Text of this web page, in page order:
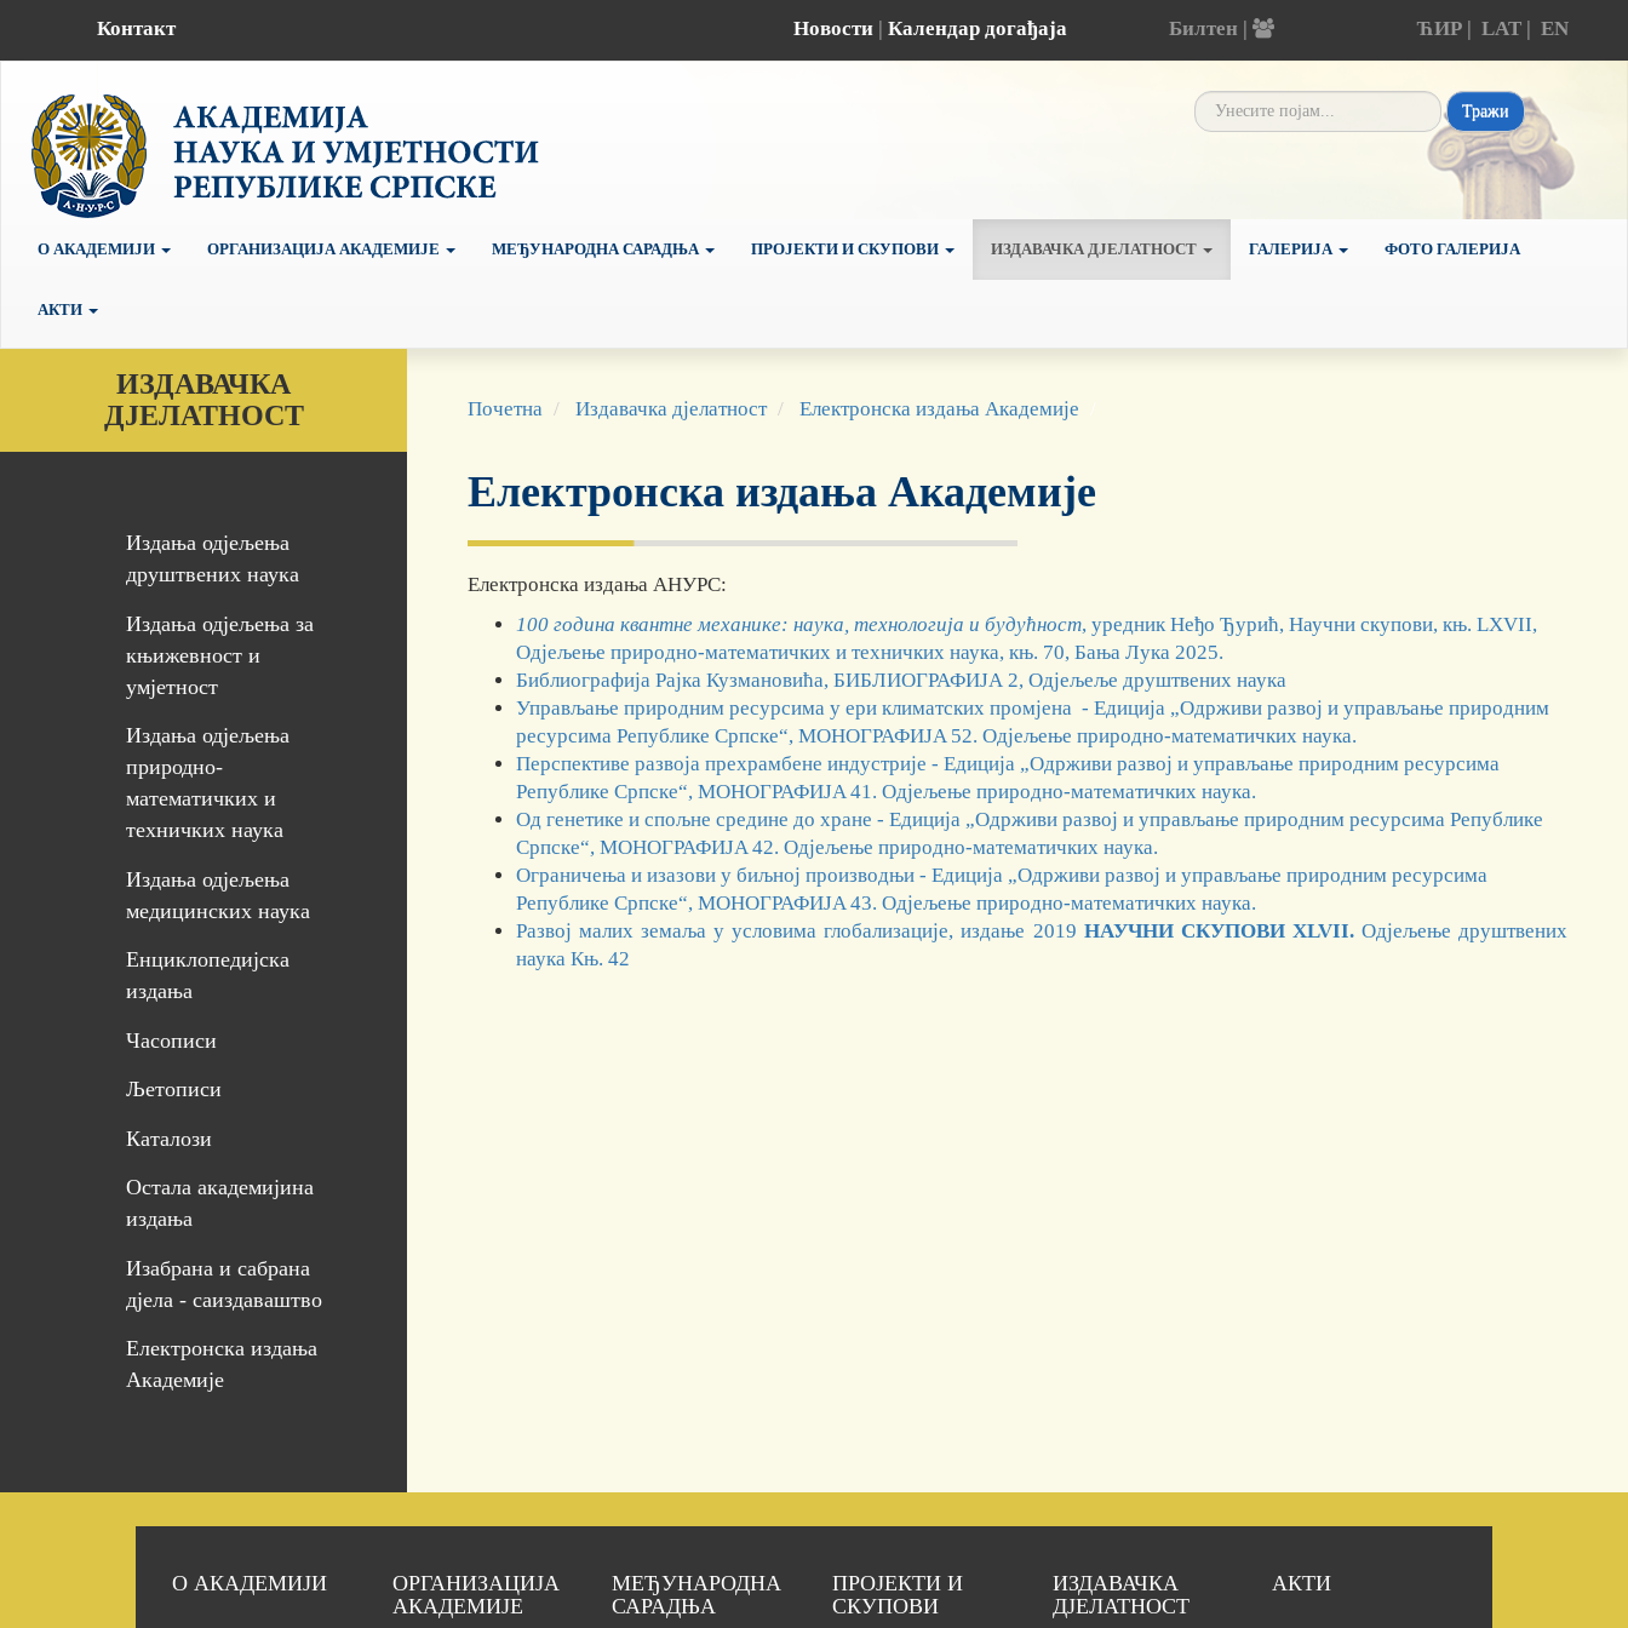
Контакт Новости | Календар догађаја Билтен | ЋИР| LAT| EN
Тражи
О АКАДЕМИЈИ ОРГАНИЗАЦИЈА АКАДЕМИЈЕ МЕЂУНАРОДНА САРАДЊА ПРОЈЕКТИ И СКУПОВИ ИЗДАВАЧКА ДЈЕЛАТНОСТ ГАЛЕРИЈА ФОТО ГАЛЕРИЈА
АКТИ
ИЗДАВАЧКА
ДЈЕЛАТНОСТ
Издања одјељења
друштвених наука
Издања одјељења за
књижевност и
умјетност
Издања одјељења
природно-
математичких и
техничких наука
Издања одјељења
медицинских наука
Енциклопедијска
издања
Часописи
Љетописи
Каталози
Остала академијина
издања
Изабрана и сабрана
дјела - саиздаваштво
Електронска издања
Академије
Почетна Издавачка дјелатност Електронска издања Академије
Електронска издања Академије
Електронска издања АНУРС:
100 година квантне механике: наука, технологија и будућност, уредник Неђо Ђурић, Научни скупови, књ. LXVII,
Одјељење природно-математичких и техничких наука, књ. 70, Бања Лука 2025.
Библиографија Рајка Кузмановића, БИБЛИОГРАФИЈА 2, Одјељеље друштвених наука
Управљање природним ресурсима у ери климатских промјена - Едиција „Одрживи развој и управљање природним
ресурсима Републике Српске“, МОНОГРАФИЈA 52. Одјељење природно-математичких наука.
Перспективе развоја прехрамбене индустрије - Едиција „Одрживи развој и управљање природним ресурсима
Републике Српске“, МОНОГРАФИЈA 41. Одјељење природно-математичких наука.
Од генетике и спољне средине до хране - Едиција „Одрживи развој и управљање природним ресурсима Републике
Српске“, МОНОГРАФИЈA 42. Одјељење природно-математичких наука.
Ограничења и изазови у биљној производњи - Едиција „Одрживи развој и управљање природним ресурсима
Републике Српске“, МОНОГРАФИЈA 43. Одјељење природно-математичких наука.
Развој малих земаља у условима глобализације, издање 2019 НАУЧНИ СКУПОВИ XLVII.Одјељење друштвених
наука Књ. 42
О АКАДЕМИЈИ
ОРГАНИЗАЦИЈА
АКАДЕМИЈЕ
МЕЂУНАРОДНА
САРАДЊА
ПРОЈЕКТИ И
СКУПОВИ
ИЗДАВАЧКА
ДЈЕЛАТНОСТ
АКТИ